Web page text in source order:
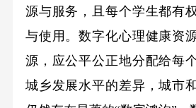
源与服务，且每个学生都有
与使用。数字化心理健康资
源，应公平公正地分配给每
城乡发展水平的差异，城市